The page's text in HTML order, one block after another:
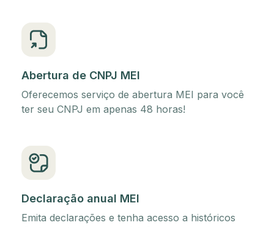
Abertura de CNPJ MEI
Oferecemos serviço de abertura MEI para você
ter seu CNPJ em apenas 48 horas!
Declaração anual MEI
Emita declarações e tenha acesso a históricos